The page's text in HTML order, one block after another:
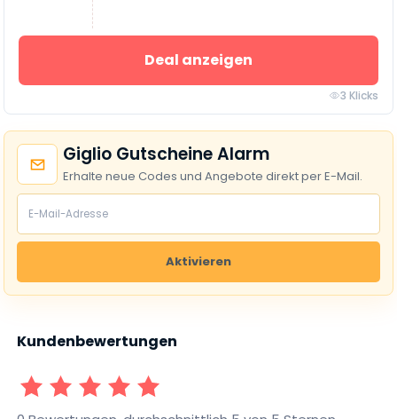
Deal anzeigen
3 Klicks
Giglio Gutscheine Alarm
Erhalte neue Codes und Angebote direkt per E-Mail.
Aktivieren
Kundenbewertungen
1 Sterne2 Sterne3 Sterne4 Sterne5 Sterne